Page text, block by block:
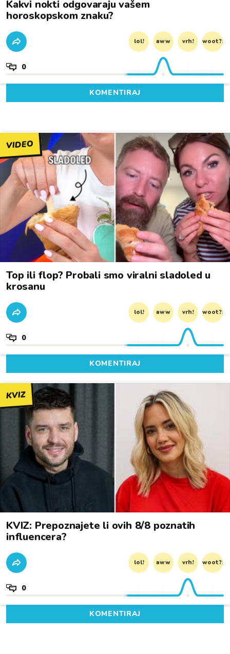
Kakvi nokti odgovaraju vašem
horoskopskom znaku?
lol! aww vrh! woot?!
0
KOMENTIRAJ
VIDEO
Top ili flop? Probali smo viralni sladoled u
krosanu
lol! aww vrh! woot?!
0
KOMENTIRAJ
KVIZ
KVIZ: Prepoznajete li ovih 8/8 poznatih
influencera?
lol! aww vrh! woot?!
0
KOMENTIRAJ